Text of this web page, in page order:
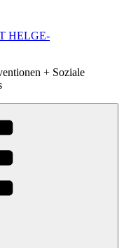
HELGE-
+ Soziale